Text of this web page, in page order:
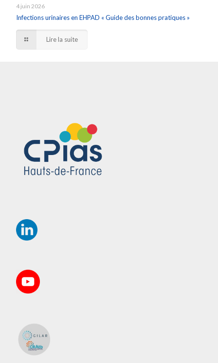
4 juin 2026
Infections urinaires en EHPAD « Guide des bonnes pratiques »
Lire la suite